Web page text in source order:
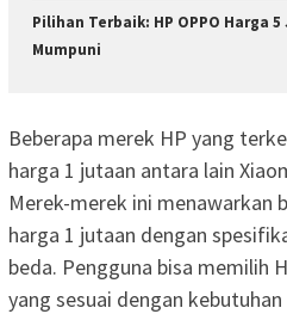
Pilihan Terbaik: HP OPPO Harga
Mumpuni
Beberapa merek HP yang
harga 1 jutaan antara lain
Merek-merek ini menawarkan
harga 1 jutaan dengan
beda. Pengguna bisa memilih
yang sesuai dengan